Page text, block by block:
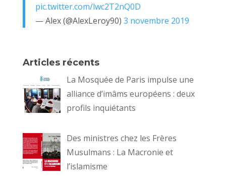
pic.twitter.com/lwc2T2nQ0D
— Alex (@AlexLeroy90) 3 novembre 2019
Articles récents
La Mosquée de Paris impulse une
alliance d’imâms européens : deux
profils inquiétants
Des ministres chez les Frères
Musulmans : La Macronie et
l’islamisme